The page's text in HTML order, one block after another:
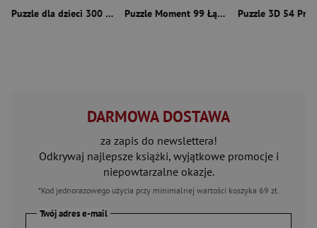
Puzzle dla dzieci 300 Wednesday Puzzle Moment 99 Łąka
DARMOWA DOSTAWA
za zapis do newslettera!
Odkrywaj najlepsze książki, wyjątkowe promocje i
niepowtarzalne okazje.
*Kod jednorazowego użycia przy minimalnej wartości koszyka 69 zł.
Twój adres e-mail